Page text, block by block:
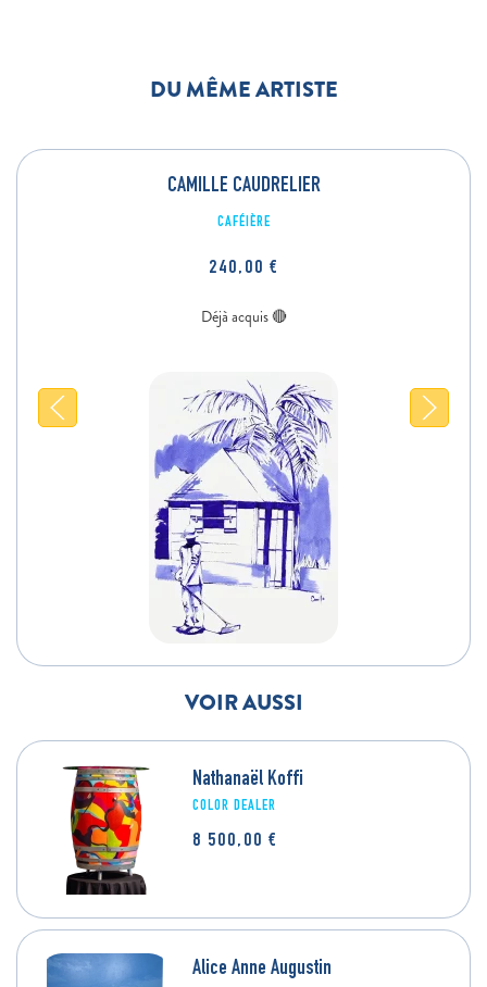
DU MÊME ARTISTE
CAMILLE CAUDRELIER
CAFÉIÈRE
240,00 €
VOIR AUSSI
Nathanaël Koffi
COLOR DEALER
8 500,00 €
Alice Anne Augustin